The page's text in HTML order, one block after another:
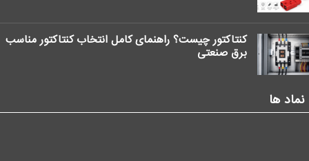
کنتاکتور چیست؟ راهنمای کامل انتخاب کنتاکتور مناسب
برق صنعتی
نماد ها